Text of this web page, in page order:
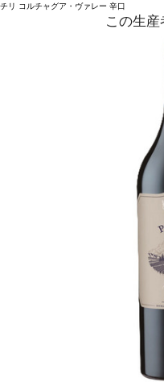
チリ コルチャグア・ヴァレー 辛口
この生